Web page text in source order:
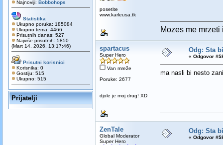
Najnoviji: Bobbohops
Statistika
Ukupno poruka: 185084
Ukupno tema: 4466
Prisutnih danas: 527
Najviše prisutnih: 5850
(Mart 14, 2026, 13:17:46)
Prisutni korisnici
Korisnika: 0
Gostiju: 515
Ukupno: 515
Prijatelji
posetite
www.karleusa.tk
Mozes me
spartacus
Super Hero
Van mreže
Poruke: 2677
djole je moj drug! XD
Odg: Sta
« Odgovor
ma nasli bi nesto
ZenTale
Global Moderator
Super Hero
Odg: Sta
« Odgovor